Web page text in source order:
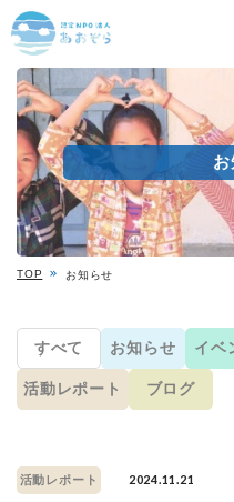
TOP お知らせ
すべて お知らせ イベ
活動レポート ブログ
活動レポート 2024.11.21